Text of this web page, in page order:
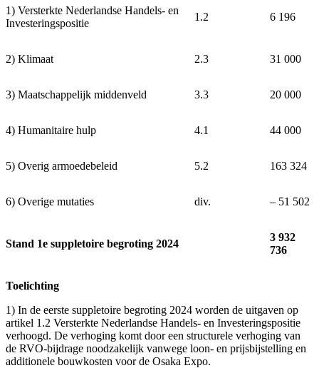
1) Versterkte Nederlandse Handels- en
Investeringspositie
1.2 6 196
2) Klimaat 2.3 31 000
3) Maatschappelijk middenveld 3.3 20 000
4) Humanitaire hulp 4.1 44 000
5) Overig armoedebeleid 5.2 163 324
6) Overige mutaties div. ‒ 51 502
Stand 1e suppletoire begroting 2024
3 932
736
Toelichting
1) In de eerste suppletoire begroting 2024 worden de uitgaven op
artikel 1.2 Versterkte Nederlandse Handels- en Investeringspositie
verhoogd. De verhoging komt door een structurele verhoging van
de RVO-bijdrage noodzakelijk vanwege loon- en prijsbijstelling en
additionele bouwkosten voor de Osaka Expo.